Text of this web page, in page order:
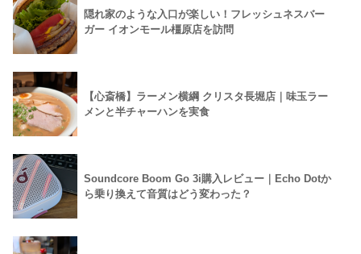
隠れ家のような入口が楽しい！フレッシュネスバー
ガー イオンモール橿原店を訪問
【心斎橋】ラーメン横綱 クリスタ長堀店｜味玉ラー
メンと半チャーハンを実食
Soundcore Boom Go 3i購入レビュー｜Echo Dotか
ら乗り換えて音質はどう変わった？